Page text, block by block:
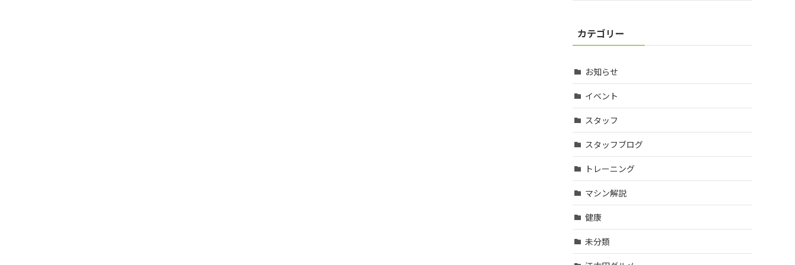
カテゴリー
お知らせ
イベント
スタッフ
スタッフブログ
トレーニング
マシン解説
健康
未分類